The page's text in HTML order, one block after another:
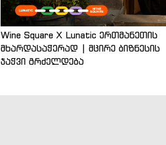
Wine Square X Lunatic ერთმანეთის
მხარდასაჭერად | მცირე ბიზნესის
ჯაჭვი გრძელდება